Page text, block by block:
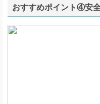
おすすめポイント④安